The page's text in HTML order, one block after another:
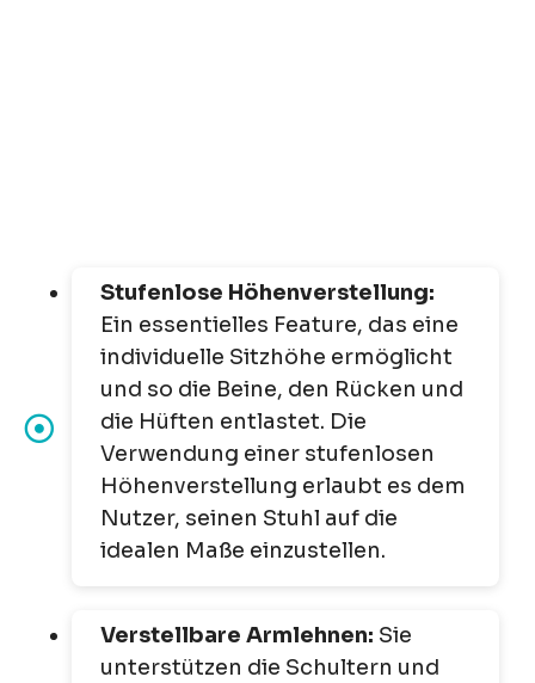
Stufenlose Höhenverstellung:
Ein essentielles Feature, das eine
individuelle Sitzhöhe ermöglicht
und so die Beine, den Rücken und
die Hüften entlastet. Die
Verwendung einer stufenlosen
Höhenverstellung erlaubt es dem
Nutzer, seinen Stuhl auf die
idealen Maße einzustellen.
Verstellbare Armlehnen: Sie
unterstützen die Schultern und